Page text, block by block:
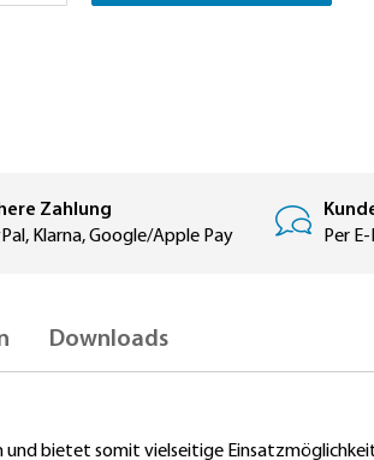
Zahlung
Klarna, Google/Apple Pay
Per
bietet somit vielseitige
Downloads